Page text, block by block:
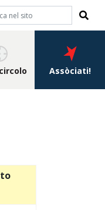
Assòciati!